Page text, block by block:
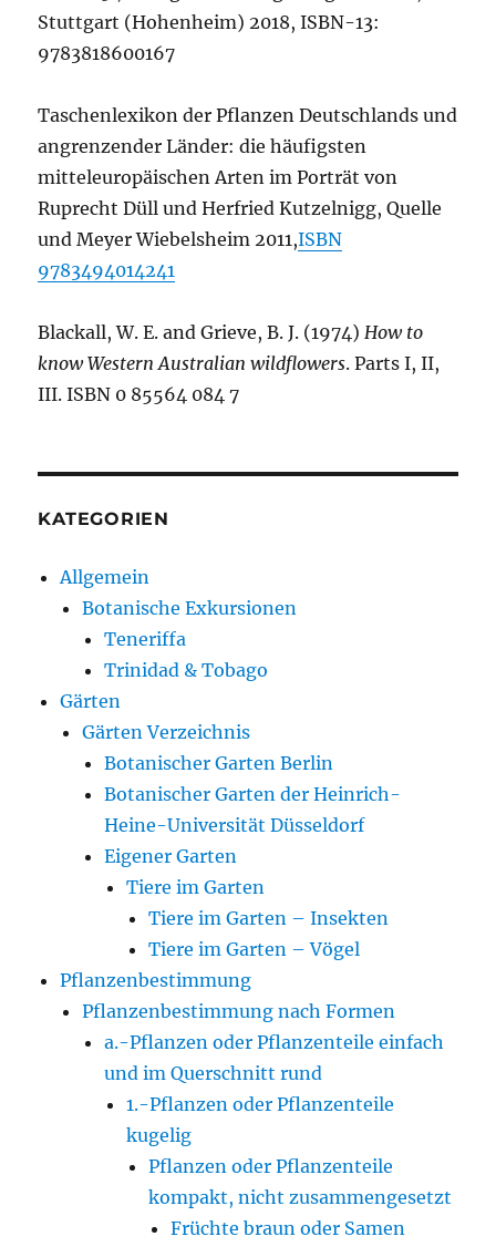
Stuttgart (Hohenheim) 2018, ISBN-13:
9783818600167
Taschenlexikon der Pflanzen Deutschlands und
angrenzender Länder: die häufigsten
mitteleuropäischen Arten im Porträt von
Ruprecht Düll und Herfried Kutzelnigg, Quelle
und Meyer Wiebelsheim 2011,ISBN
9783494014241
Blackall, W. E. and Grieve, B. J. (1974)How to
know Western Australian wildflowers. Parts I, II,
III. ISBN 0 85564 084 7
KATEGORIEN
Allgemein
Botanische Exkursionen
Teneriffa
Trinidad & Tobago
Gärten
Gärten Verzeichnis
Botanischer Garten Berlin
Botanischer Garten der Heinrich-
Heine-Universität Düsseldorf
Eigener Garten
Tiere im Garten
Tiere im Garten – Insekten
Tiere im Garten – Vögel
Pflanzenbestimmung
Pflanzenbestimmung nach Formen
a.-Pflanzen oder Pflanzenteile einfach
und im Querschnitt rund
1.-Pflanzen oder Pflanzenteile
kugelig
Pflanzen oder Pflanzenteile
kompakt, nicht zusammengesetzt
Früchte braun oder Samen